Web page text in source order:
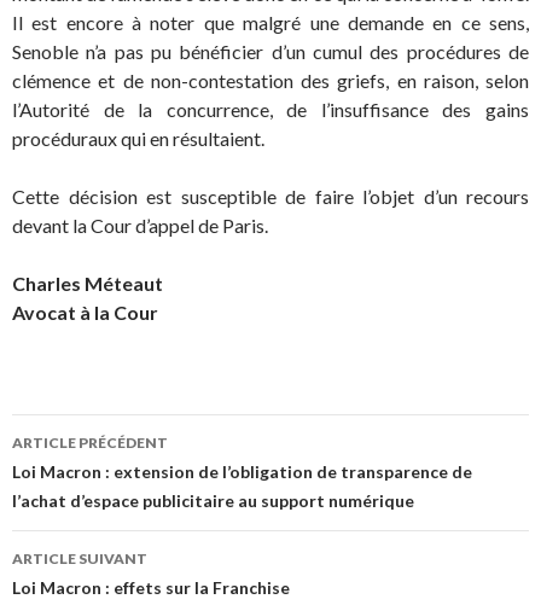
Il est encore à noter que malgré une demande en ce sens,
Senoble n’a pas pu bénéficier d’un cumul des procédures de
clémence et de non-contestation des griefs, en raison, selon
l’Autorité de la concurrence, de l’insuffisance des gains
procéduraux qui en résultaient.
Cette décision est susceptible de faire l’objet d’un recours
devant la Cour d’appel de Paris.
Charles Méteaut
Avocat à la Cour
Navigation
des
articles
ARTICLE PRÉCÉDENT
Loi Macron : extension de l’obligation de transparence de
l’achat d’espace publicitaire au support numérique
ARTICLE SUIVANT
Loi Macron : effets sur la Franchise